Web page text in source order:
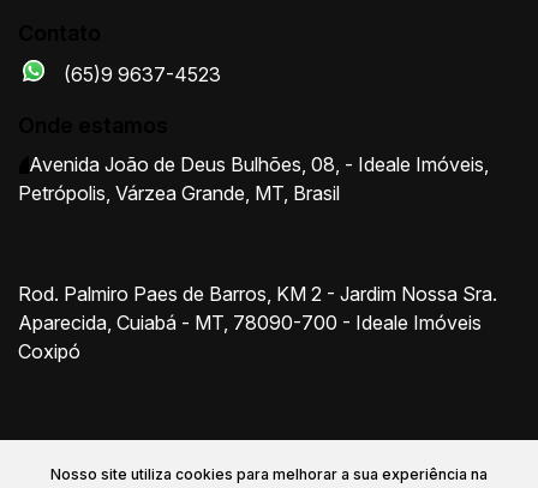
Nosso site utiliza cookies para melhorar a sua experiência na
(65)9 9637-4523
Avenida João de Deus Bulhões 08 - Ideale Imóveis
Petrópolis Várzea Grande MT Brasil
Rod. Palmiro Paes de Barros, KM 2 - Jardim Nossa Sra.
Aparecida, Cuiabá - MT, 78090-700 - Ideale Imóveis
Coxipó